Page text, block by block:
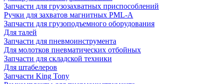
Запчасти для грузозахватных приспособлений
Ручки для захватов магнитных PML-A
Запчасти для грузоподъемного оборудования
Для талей
Запчасти для пневмоинструмента
Для молотков пневматических отбойных
Запчасти для складской техники
Для штабелеров
Запчасти King Tony